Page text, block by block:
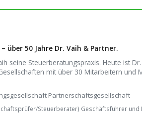
über 50 Jahre Dr. Vaih & Partner.
seine Steuerberatungspraxis. Heute ist
mit über 30 Mitar­bei­tern und
Partnerschaftsgesellschaft
Steuerberater) Geschäftsführer und